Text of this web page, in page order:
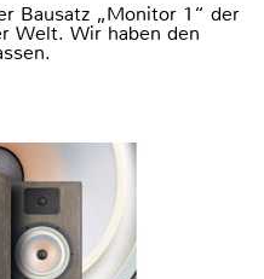
Bausatz „Monitor 1“ der
Welt. Wir haben den